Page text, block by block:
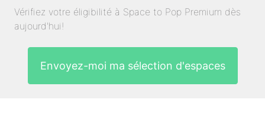
Vérifiez votre éligibilité à Space to Pop Premium dès
aujourd'hui!
Envoyez-moi ma sélection d'espaces